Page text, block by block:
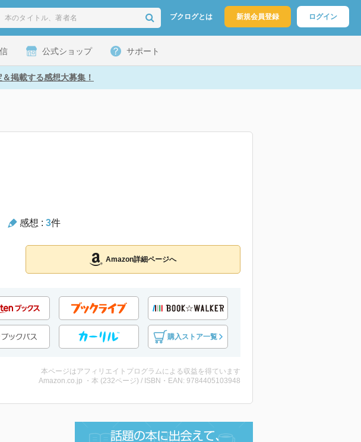
ブクログとは 新規会員登録 ログイン
公式ショップ サポート
掲載する感想大募集！
感想 : 3件
Amazon詳細ページへ
購入ストア一覧
本ページはアフィリエイトプログラムによる収益を得ています
Amazon.co.jp ・本 (232ページ) / ISBN・EAN: 9784405103948